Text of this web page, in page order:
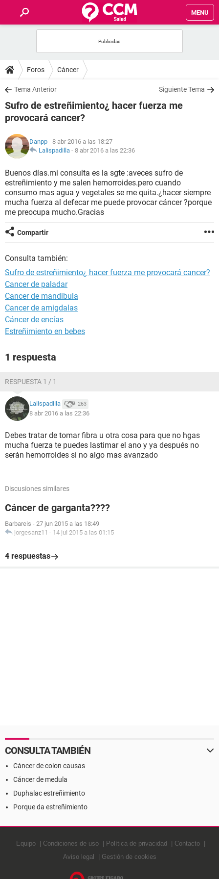
MENU
FOROS
SALUD
NUTRICIÓN
SEXUALIDAD
GLOSARIO
Foros Cáncer
Tema Anterior Siguiente Tema
Sufro de estreñimiento¿ hacer fuerza me
provocará cancer?
Danpp - 8 abr 2016 a las 18:27
Lalispadilla - 8 abr 2016 a las 22:36
Buenos días.mi consulta es la sgte :aveces sufro de
estreñimiento y me salen hemorroides.pero cuando
consumo mas agua y vegetales se me quita.¿hacer siempre
mucha fuerza al defecar me puede provocar cáncer ?porque
me preocupa mucho.Gracias
Compartir
Consulta también:
Sufro de estreñimiento¿ hacer fuerza me provocará cancer?
Cancer de paladar
Cancer de mandibula
Cancer de amigdalas
Cáncer de encías
Estreñimiento en bebes
1 respuesta
RESPUESTA 1 / 1
Lalispadilla 263
8 abr 2016 a las 22:36
Debes tratar de tomar fibra u otra cosa para que no hgas
mucha fuerza te puedes lastimar el ano y ya después no
serán hemorroides si no algo mas avanzado
Discusiones similares
Cáncer de garganta????
Barbareis - 27 jun 2015 a las 18:49
jorgesanz11 - 14 jul 2015 a las 01:15
4 respuestas
CONSULTA TAMBIÉN
Cáncer de colon causas
Cáncer de medula
Duphalac estreñimiento
Porque da estreñimiento
Equipo Condiciones de uso Política de privacidad
Contacto
Aviso legal
Gestión de cookies